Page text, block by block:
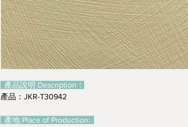
產品說明 Description：
產品：JKR-T30942
產地 Place of Production: